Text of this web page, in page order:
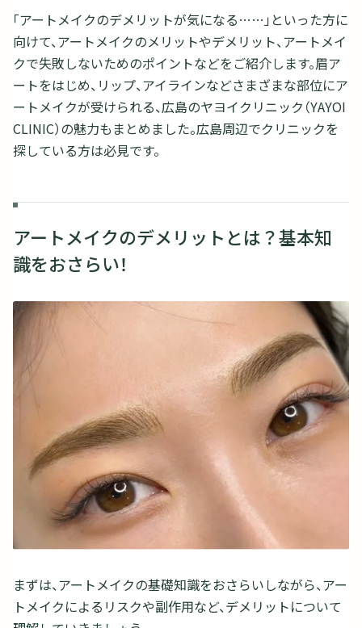
「アートメイクのデメリットが気になる……」といった方に
向けて、アートメイクのメリットやデメリット、アートメイ
クで失敗しないためのポイントなどをご紹介します。眉ア
ートをはじめ、リップ、アイラインなどさまざまな部位にア
ートメイクが受けられる、広島のヤヨイクリニック（YAYOI
CLINIC）の魅力もまとめました。広島周辺でクリニックを
探している方は必見です。
アートメイクのデメリットとは？基本知
識をおさらい！
まずは、アートメイクの基礎知識をおさらいしながら、アー
トメイクによるリスクや副作用など、デメリットについて